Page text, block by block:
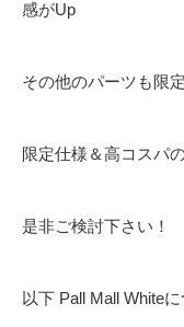
感がUp
その他のパーツも限
限定仕様＆高コスパ
是非ご検討下さい！
以下 Pall Mall White